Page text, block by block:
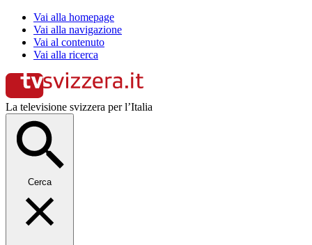
Vai alla homepage
Vai alla navigazione
Vai al contenuto
Vai alla ricerca
La televisione svizzera per l’Italia
Cerca